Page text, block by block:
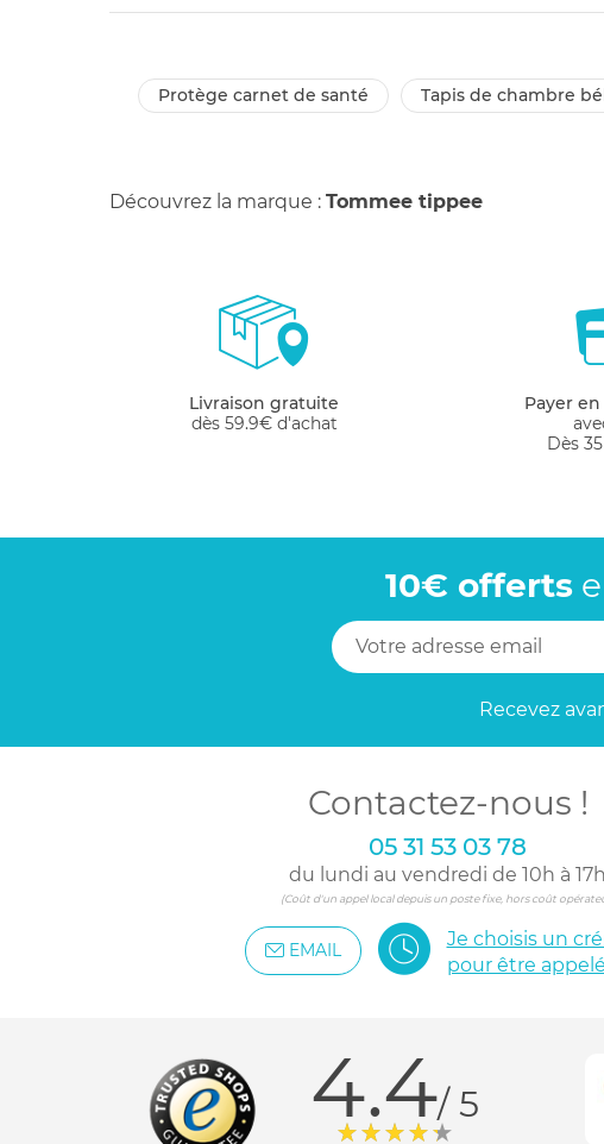
protège carnet de santé tapis de chambre
Découvrez la marque : Tommee tippee
Livraison gratuite
dès 59.9€ d'achat
Payer
Dès
10€ offerts
Recevez
Contactez-nous !
05 31 53 03 78
du lundi au vendredi de 10h à 17h
(Coût d'un appel local depuis un poste fixe, hors coût
EMAIL
Je choisis un
pour être appelé
4.4/ 5